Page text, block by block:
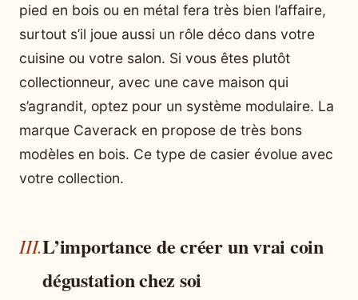
pied en bois ou en métal fera très bien l’affaire,
surtout s’il joue aussi un rôle déco dans votre
cuisine ou votre salon. Si vous êtes plutôt
collectionneur, avec une cave maison qui
s’agrandit, optez pour un système modulaire. La
marque Caverack en propose de très bons
modèles en bois. Ce type de casier évolue avec
votre collection.
L’importance de créer un vrai coin
dégustation chez soi